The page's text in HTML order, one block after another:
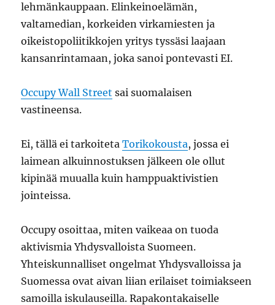
lehmänkauppaan. Elinkeinoelämän,
valtamedian, korkeiden virkamiesten ja
oikeistopoliitikkojen yritys tyssäsi laajaan
kansanrintamaan, joka sanoi pontevasti EI.
Occupy Wall Street sai suomalaisen
vastineensa.
Ei, tällä ei tarkoitetaTorikokousta, jossa ei
laimean alkuinnostuksen jälkeen ole ollut
kipinää muualla kuin hamppuaktivistien
jointeissa.
Occupy osoittaa, miten vaikeaa on tuoda
aktivismia Yhdysvalloista Suomeen.
Yhteiskunnalliset ongelmat Yhdysvalloissa ja
Suomessa ovat aivan liian erilaiset toimiakseen
samoilla iskulauseilla. Rapakontakaiselle